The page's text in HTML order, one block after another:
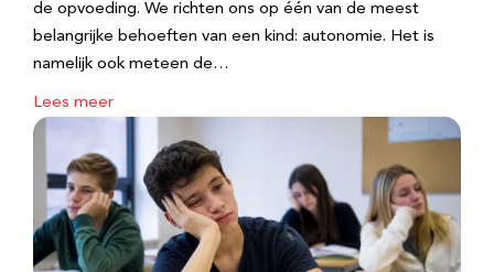
de opvoeding. We richten ons op één van de meest
belangrijke behoeften van een kind: autonomie. Het is
namelijk ook meteen de…
Lees meer